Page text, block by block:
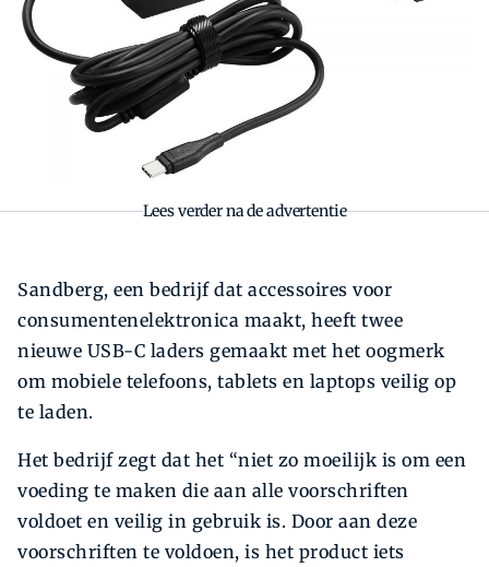
Lees verder na de advertentie
Sandberg, een bedrijf dat accessoires voor
consumentenelektronica maakt, heeft twee
nieuwe USB-C laders gemaakt met het oogmerk
om mobiele telefoons, tablets en laptops veilig op
te laden.
Het bedrijf zegt dat het “niet zo moeilijk is om een
voeding te maken die aan alle voorschriften
voldoet en veilig in gebruik is. Door aan deze
voorschriften te voldoen, is het product iets